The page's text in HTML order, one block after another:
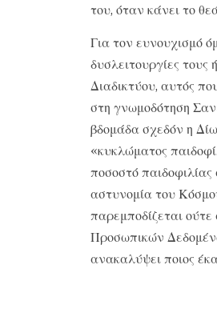
του, όταν κάνει το
Για τον ευνουχισμό
δυσλειτουργίες
Διαδικτύου, αυτός
στη γνωμοδότηση
βδομάδα σχεδόν η
«κυκλώματος
ποσοστό
αστυνομία του
παρεμποδίζεται
Προσωπικών
ανακαλύψει ποιος